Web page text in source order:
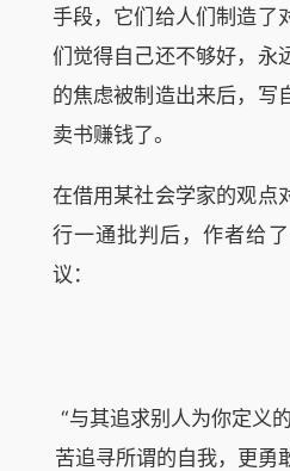
手段，它们给人们制造了
们觉得自己还不够好，永
的焦虑被制造出来后，写
卖书赚钱了。
在借用某社会学家的观点
行一通批判后，作者给
议：
“与其追求别人为你定义
苦追寻所谓的自我，更勇